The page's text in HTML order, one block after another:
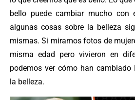
bello puede cambiar mucho con
algunas cosas sobre la belleza
mismas. Si miramos fotos de
misma edad pero vivieron en
podemos ver cómo han cambiado
la belleza.